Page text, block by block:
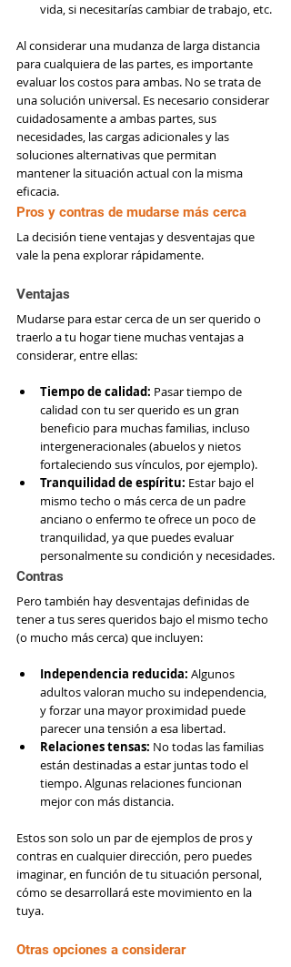
vida, si necesitarías cambiar de trabajo, etc.
Al considerar una mudanza de larga distancia
para cualquiera de las partes, es importante
evaluar los costos para ambas. No se trata de
una solución universal. Es necesario considerar
cuidadosamente a ambas partes, sus
necesidades, las cargas adicionales y las
soluciones alternativas que permitan
mantener la situación actual con la misma
eficacia.
Pros y contras de mudarse más cerca
La decisión tiene ventajas y desventajas que
vale la pena explorar rápidamente.
Ventajas
Mudarse para estar cerca de un ser querido o
traerlo a tu hogar tiene muchas ventajas a
considerar, entre ellas:
Tiempo de calidad: Pasar tiempo de
calidad con tu ser querido es un gran
beneficio para muchas familias, incluso
intergeneracionales (abuelos y nietos
fortaleciendo sus vínculos, por ejemplo).
Tranquilidad de espíritu: Estar bajo el
mismo techo o más cerca de un padre
anciano o enfermo te ofrece un poco de
tranquilidad, ya que puedes evaluar
personalmente su condición y necesidades.
Contras
Pero también hay desventajas definidas de
tener a tus seres queridos bajo el mismo techo
(o mucho más cerca) que incluyen:
Independencia reducida: Algunos
adultos valoran mucho su independencia,
y forzar una mayor proximidad puede
parecer una tensión a esa libertad.
Relaciones tensas: No todas las familias
están destinadas a estar juntas todo el
tiempo. Algunas relaciones funcionan
mejor con más distancia.
Estos son solo un par de ejemplos de pros y
contras en cualquier dirección, pero puedes
imaginar, en función de tu situación personal,
cómo se desarrollará este movimiento en la
tuya.
Otras opciones a considerar